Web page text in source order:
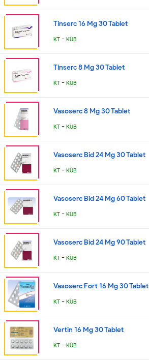
Tinserc 16 Mg 30 Tablet
KT - KÜB
Tinserc 8 Mg 30 Tablet
KT - KÜB
Vasoserc 8 Mg 30 Tablet
KT - KÜB
Vasoserc Bid 24 Mg 30 Tablet
KT - KÜB
Vasoserc Bid 24 Mg 60 Tablet
KT - KÜB
Vasoserc Bid 24 Mg 90 Tablet
KT - KÜB
Vasoserc Fort 16 Mg 30 Tablet
KT - KÜB
Vertin 16 Mg 30 Tablet
KT - KÜB